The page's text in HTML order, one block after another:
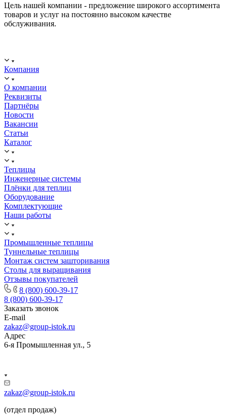
Цель нашей компании - предложение широкого ассортимента
товаров и услуг на постоянно высоком качестве
обслуживания.
Компания
О компании
Реквизиты
Партнёры
Новости
Вакансии
Статьи
Каталог
Теплицы
Инженерные системы
Плёнки для теплиц
Оборудование
Комплектующие
Наши работы
Промышленные теплицы
Туннельные теплицы
Монтаж систем зашторивания
Столы для выращивания
Отзывы покупателей
8 (800) 600-39-17
8 (800) 600-39-17
Заказать звонок
E-mail
zakaz@group-istok.ru
Адрес
6-я Промышленная ул., 5
zakaz@group-istok.ru
(отдел продаж)